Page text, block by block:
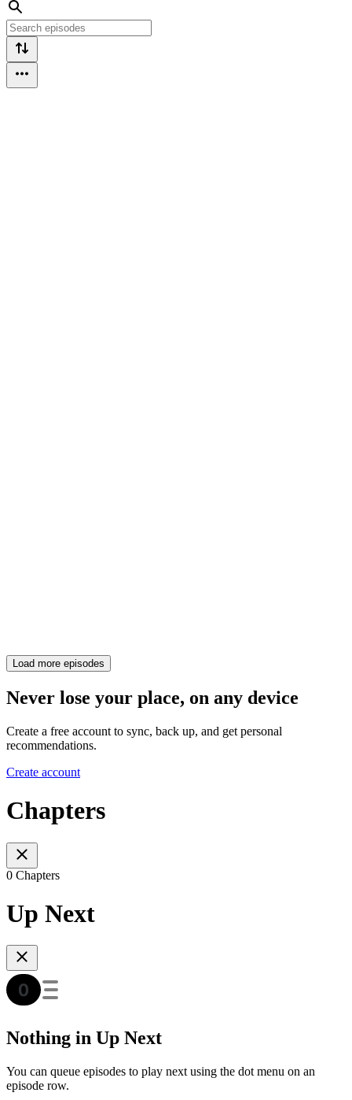
Load more episodes
Never lose your place, on any device
Create a free account to sync, back up, and get personal
recommendations.
Create account
Chapters
0 Chapters
Up Next
Nothing in Up Next
You can queue episodes to play next using the dot menu on an
episode row.